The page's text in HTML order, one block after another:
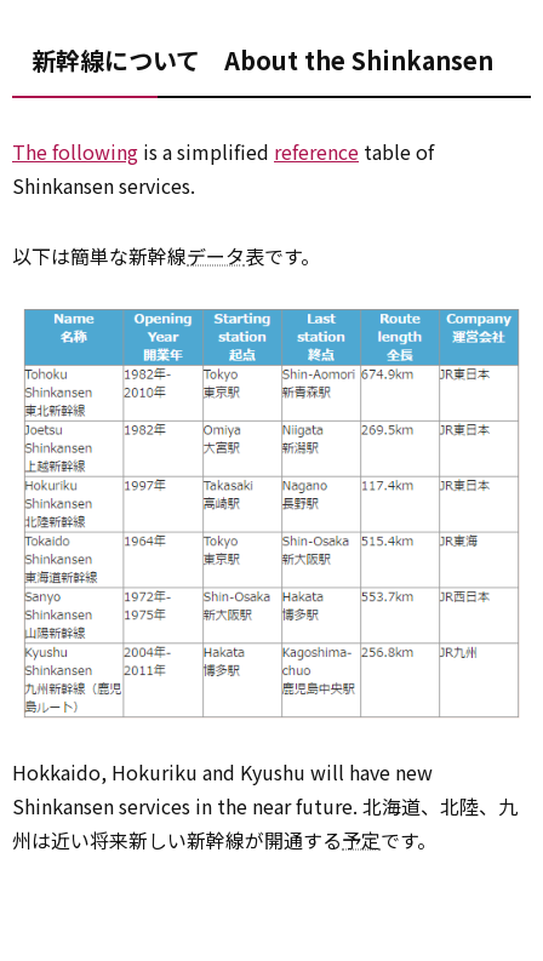
新幹線について About the Shinkansen
The following is a simplified reference table of
Shinkansen services.
以下は簡単な新幹線データ表です。
Hokkaido, Hokuriku and Kyushu will have new
Shinkansen services in the near future. 北海道、北陸、九
州は近い将来新しい新幹線が開通する予定です。